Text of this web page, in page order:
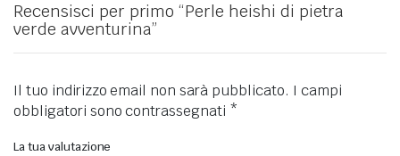
Recensisci per primo “Perle heishi di pietra
verde avventurina”
Il tuo indirizzo email non sarà pubblicato. I campi
obbligatori sono contrassegnati *
La tua valutazione